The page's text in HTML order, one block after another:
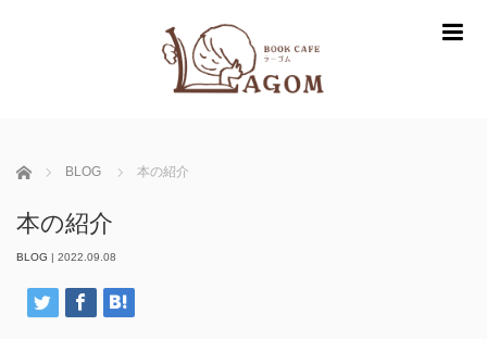
ホーム BLOG 本の紹介
本の紹介
BLOG | 2022.09.08